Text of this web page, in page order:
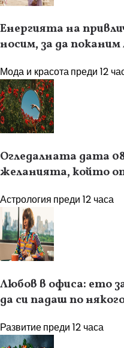
Енергията на
носим, за да
Мода и красотапреди 12
Огледалната дата
желанията, който
Астрология преди 12 часа
Любов в офиса: ето
да си падаш по
Развитиепреди 12 часа